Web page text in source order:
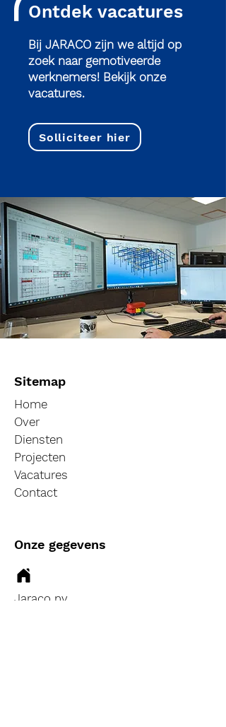
Ontdek vacatures
Bij JARACO zijn we altijd op
zoek naar gemotiveerde
werknemers! Bekijk onze
vacatures.
Solliciteer hier
Sitemap
Home
Over
Diensten
Projecten
Vacatures
Contact
Onze gegevens
Jaraco nv